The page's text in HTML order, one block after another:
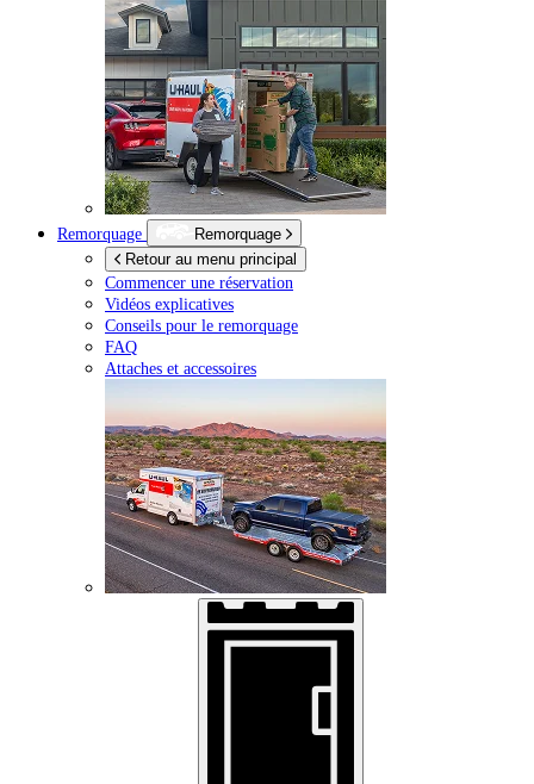
Remorquage
Remorquage
Retour au menu principal
Commencer une réservation
Vidéos explicatives
Conseils pour le remorquage
FAQ
Attaches et accessoires